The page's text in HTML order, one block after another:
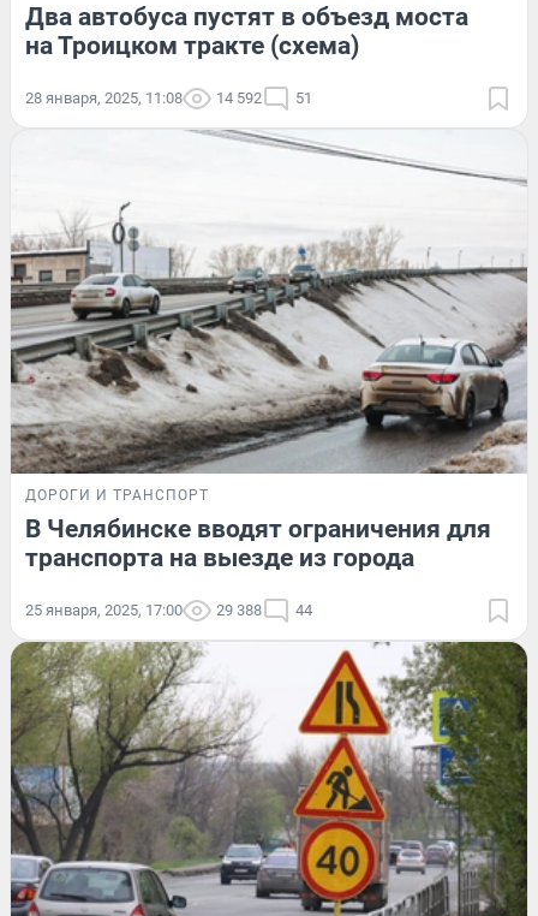
Два автобуса пустят в объезд моста
на Троицком тракте (схема)
28 января, 2025, 11:08 14 592 51
ДОРОГИ И ТРАНСПОРТ
В Челябинске вводят ограничения для
транспорта на выезде из города
25 января, 2025, 17:00 29 388 44